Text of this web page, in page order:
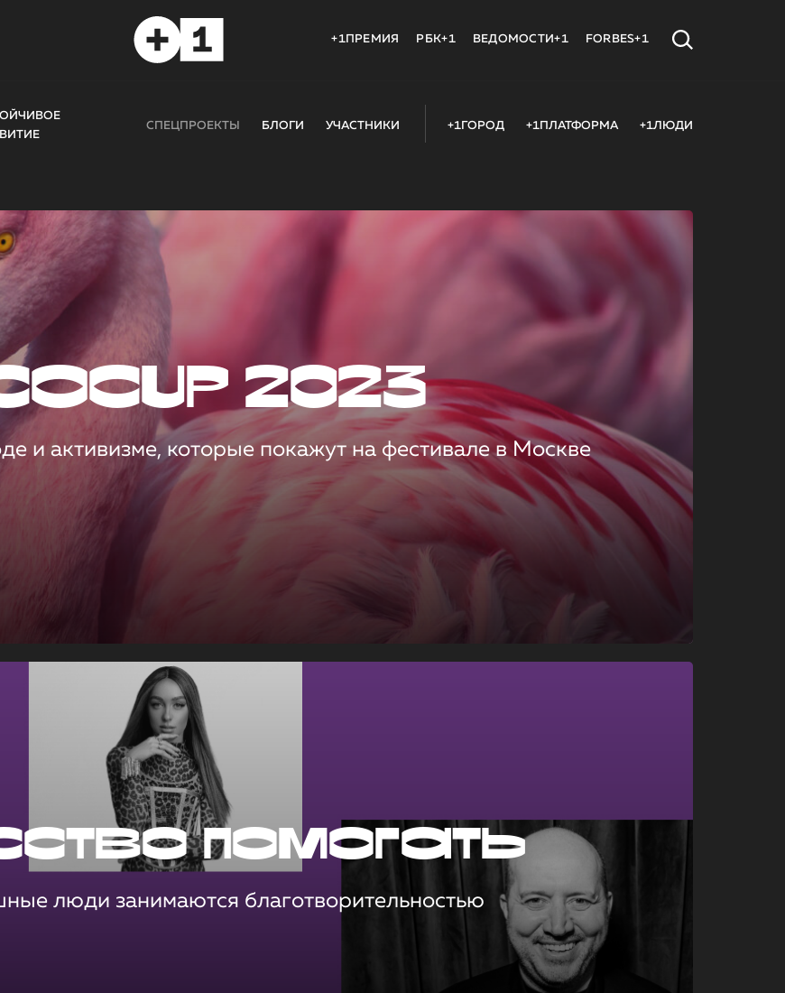
+1ПРЕМИЯ РБК+1 ВЕДОМОСТИ+1 FORBES+1
СПЕЦПРОЕКТЫ БЛОГИ УЧАСТНИКИ +1ГОРОД +1ПЛАТФОРМА +1ЛЮДИ
2023
и активизме, которые покажут на фестивале в Москве
помогать
люди занимаются благотворительностью